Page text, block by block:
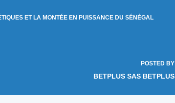
ET LA MONTÉE EN PUISSANCE DU SÉNÉGAL
POSTED BY
BETPLUS SAS BETPLUS